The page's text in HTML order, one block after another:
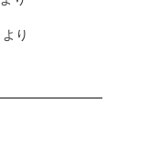
より